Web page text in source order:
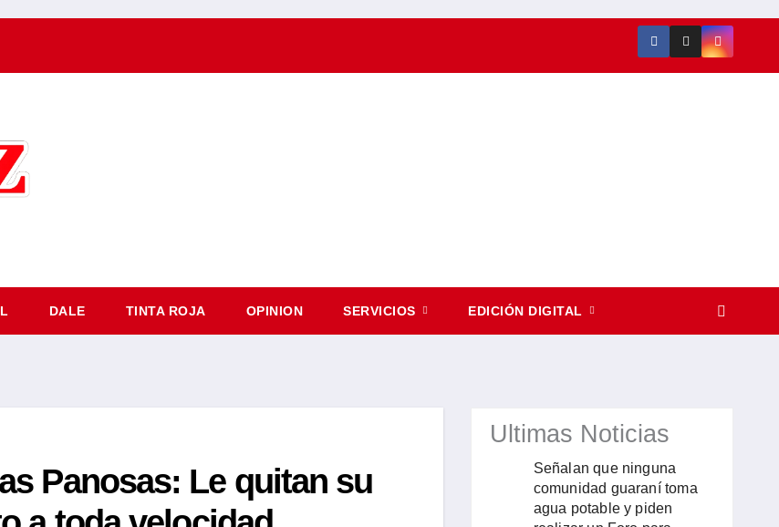
DALE TINTA ROJA OPINION SERVICIOS EDICIÓN DIGITAL
Panosas: Le quitan su
Ultimas Noticias
Señalan que ninguna
comunidad guaraní toma
agua potable y piden